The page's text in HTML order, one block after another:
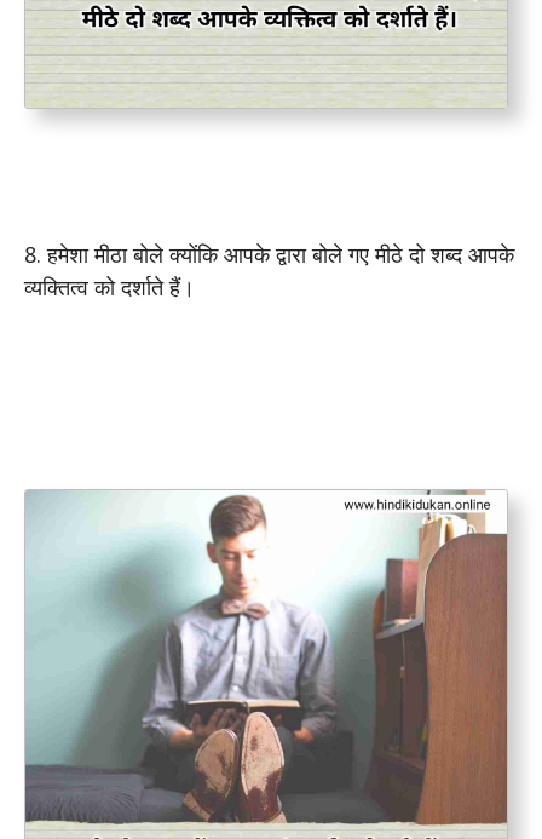
8. हमेशा मीठा बोले क्योंकि आपके द्वारा बोले गए मीठे दो शब्द आपके
व्यक्तित्व को दर्शाते हैं।